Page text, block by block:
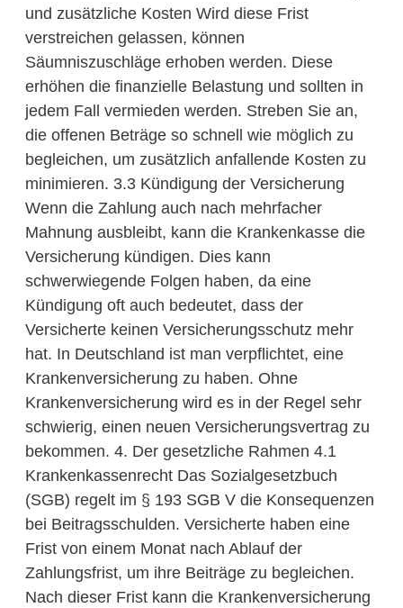
und zusätzliche Kosten Wird diese Frist
verstreichen gelassen, können
Säumniszuschläge erhoben werden. Diese
erhöhen die finanzielle Belastung und sollten in
jedem Fall vermieden werden. Streben Sie an,
die offenen Beträge so schnell wie möglich zu
begleichen, um zusätzlich anfallende Kosten zu
minimieren. 3.3 Kündigung der Versicherung
Wenn die Zahlung auch nach mehrfacher
Mahnung ausbleibt, kann die Krankenkasse die
Versicherung kündigen. Dies kann
schwerwiegende Folgen haben, da eine
Kündigung oft auch bedeutet, dass der
Versicherte keinen Versicherungsschutz mehr
hat. In Deutschland ist man verpflichtet, eine
Krankenversicherung zu haben. Ohne
Krankenversicherung wird es in der Regel sehr
schwierig, einen neuen Versicherungsvertrag zu
bekommen. 4. Der gesetzliche Rahmen 4.1
Krankenkassenrecht Das Sozialgesetzbuch
(SGB) regelt im § 193 SGB V die Konsequenzen
bei Beitragsschulden. Versicherte haben eine
Frist von einem Monat nach Ablauf der
Zahlungsfrist, um ihre Beiträge zu begleichen.
Nach dieser Frist kann die Krankenversicherung